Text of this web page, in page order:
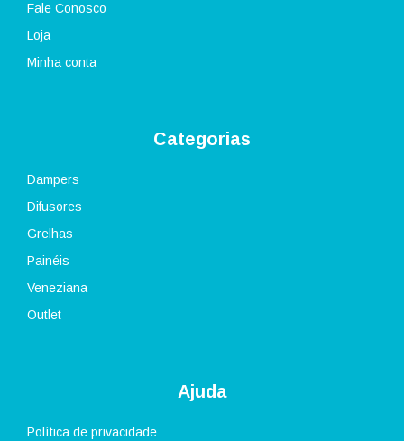
Fale Conosco
Loja
Minha conta
Categorias
Dampers
Difusores
Grelhas
Painéis
Veneziana
Outlet
Ajuda
Política de privacidade